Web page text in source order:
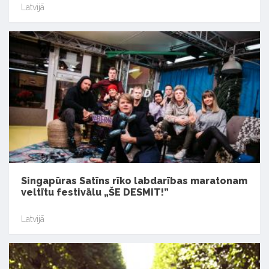
Latvijā
Singapūras Satīns rīko labdarības maratonam
veltītu festivālu „ŠE DESMIT!”
Latvijā